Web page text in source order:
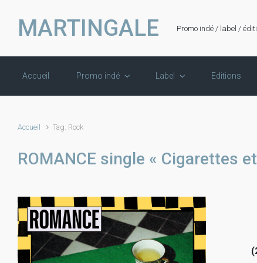
MARTINGALE Promo indé / label /
Accueil Promo indé Label Editions
Accueil Tag: Rock
ROMANCE single « Cigarettes